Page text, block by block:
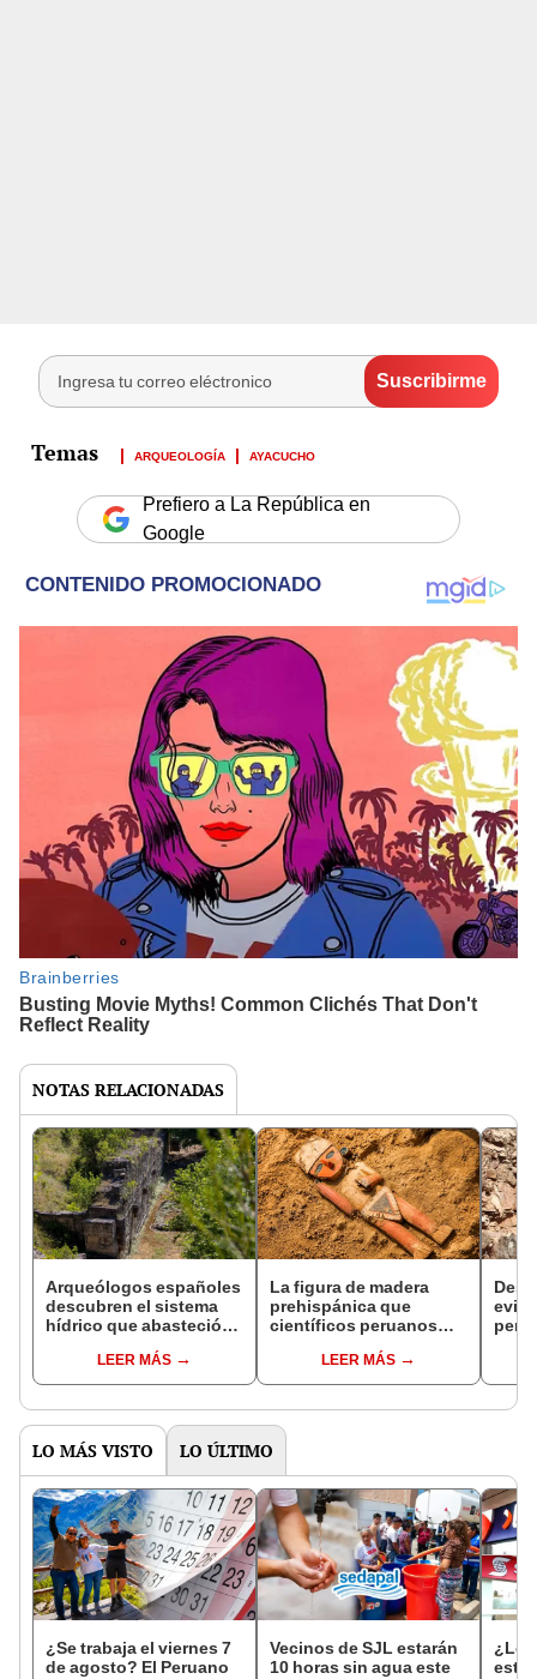
ARQUEOLOGÍA AYACUCHO
Prefiero a La República en
Google
NOTAS RELACIONADAS
Arqueólogos españoles
descubren el sistema
hídrico que abasteció
ciudad griega clave de
la civilización moderna
LEER MÁS
La figura de madera
prehispánica que
científicos peruanos
secretos ceremoniales
de Chan Chan
LEER MÁS
Wari
LO MÁS VISTO LO ÚLTIMO
¿Se trabaja el viernes 7
de agosto? El Peruano
Vecinos de SJL estarán
10 horas sin agua este
este